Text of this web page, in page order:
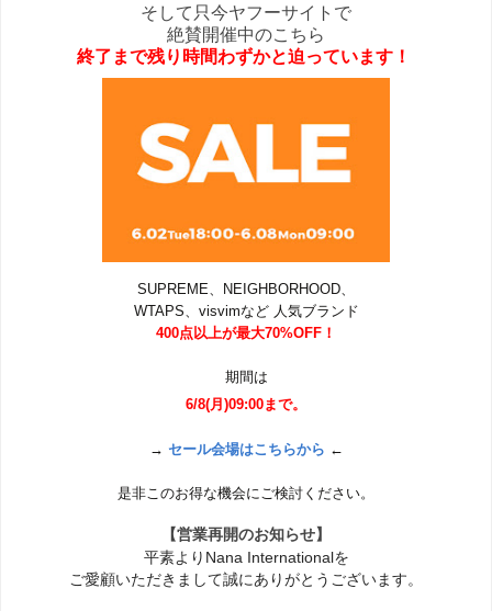
そして只今ヤフーサイトで
絶賛開催中のこちら
終了まで残り時間わずかと迫っています！
SUPREME、NEIGHBORHOOD、
WTAPS、visvimなど 人気ブランド
400点以上が最大70%OFF！
期間は
6/8(月)09:00まで。
→ セール会場はこちらから ←
是非このお得な機会にご検討ください。
【営業再開のお知らせ】
平素よりNana Internationalを
ご愛顧いただきまして誠にありがとうございます。